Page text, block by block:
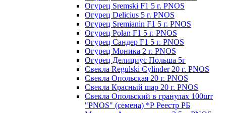
Огурец Sremski F1 5 г. PNOS
Огурец Delicius 5 г. PNOS
Огурец Sremianin F1 5 г. PNOS
Огурец Polan F1 5 г. PNOS
Огурец Сандер F1 5 г. PNOS
Огурец Моника 2 г. PNOS
Огурец Делициус Польша 5г
Свекла Regulski Cylinder 20 г. PNOS
Свекла Опольская 20 г. PNOS
Свекла Красный шар 20 г. PNOS
Свекла Опольский в гранулах 100шт
"PNOS" (семена) *Р Реестр РБ